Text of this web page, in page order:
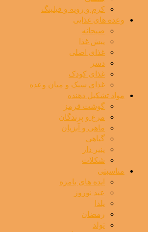
کرم و رویه و فیلینگ
وعده های غذایی
صبحانه
پیش غذا
غذای اصلی
دسر
غذای کودک
غذای سبک و میان وعده
مواد تشکیل دهنده
گوشت قرمز
مرغ و پرندگان
ماهی و آبزیان
گیاهی
پنیر دار
شکلات
مناسبتی
ایده های بامزه
عید نوروز
یلدا
رمضان
تولد